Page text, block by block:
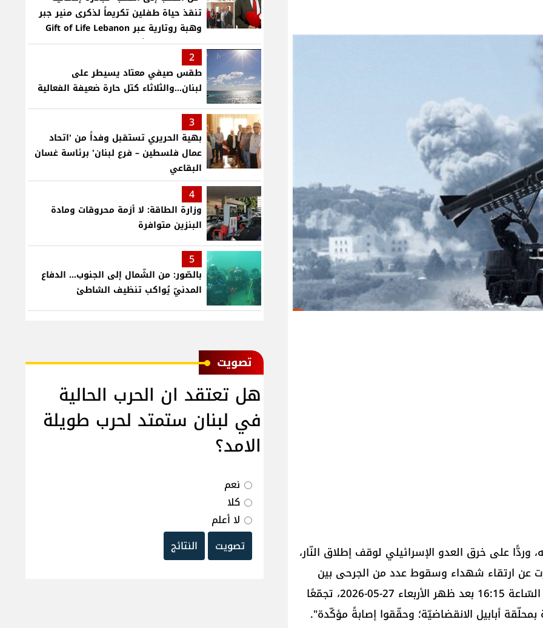
على خرق العدو الإسرائيلي لوقف إطلاق النّار،
عن ارتقاء شهداء وسقوط عدد من الجرحى بين
المدنيّين، استهدف مجاهدو المقاومة الإسلاميّة عند السّاعة 16:15 بعد ظهر الأربعاء 27-05-2026، تجمّعًا
أبابيل الانقضاضيّة؛ وحقّقوا إصابةً مؤكّدة".
تنقذ حياة طفلين تكريماً لذكرى منير جبر
وهبة روتارية عبر Gift of Life Lebanon
لعمليات قلب لأطفال في مستشفى حمود
الجامعي
2
طقس صيفي معتاد يسيطر على
لبنان...والثلاثاء كتل حارة ضعيفة الفعالية
3
بهية الحريري تستقبل وفداً من 'اتحاد
عمال فلسطين – فرع لبنان' برئاسة غسان
البقاعي
4
وزارة الطاقة: لا أزمة محروقات ومادة
البنزين متوافرة
5
بالصّور: من الشّمال إلى الجنوب... الدفاع
المدنيّ يُواكب تنظيف الشاطئ
ﺗﺼﻮﻳﺖ
هل تعتقد ان الحرب الحالية
في لبنان ستمتد لحرب طويلة
الامد؟
نعم
كلا
لا أعلم
تصويت
النتائج